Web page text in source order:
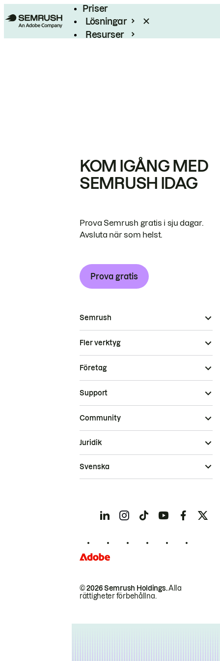
Priser
Lösningar
Resurser
KOM IGÅNG MED
SEMRUSH IDAG
Prova Semrush gratis i sju dagar.
Avsluta när som helst.
Prova gratis
Semrush
Fler verktyg
Företag
Support
Community
© 2026 Semrush Holdings.Alla
rättigheter förbehållna.
Juridik
Svenska